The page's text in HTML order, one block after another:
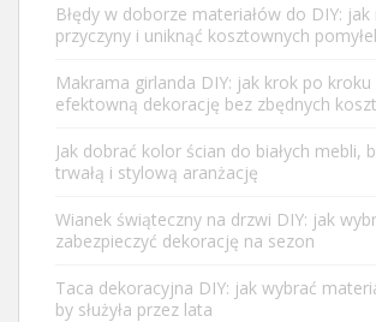
Błędy w doborze materiałów do DIY:
przyczyny i uniknąć kosztownych
Makrama girlanda DIY: jak krok po
efektowną dekorację bez zbędnych
Jak dobrać kolor ścian do białych mebli,
trwałą i stylową aranżację
Wianek świąteczny na drzwi DIY: jak
zabezpieczyć dekorację na sezon
Taca dekoracyjna DIY: jak wybrać
by służyła przez lata